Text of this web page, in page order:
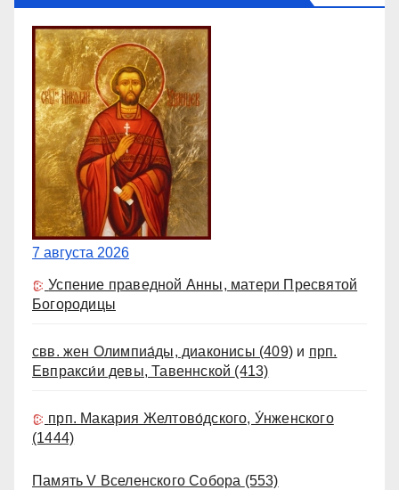
7 августа 2026
Успение праведной Анны, матери Пресвятой
Богородицы
свв. жен Олимпиа́ды, диаконисы (409) и прп.
Евпракси́и девы, Тавеннской (413)
прп. Макария Желтово́дского, У́нженского
(1444)
Память V Вселенского Собора (553)